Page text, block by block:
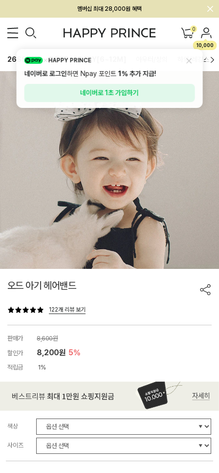
회원전용 아울렛, 가입하면 ~60% 할인!
멤버십 최대 28,000원 혜택 0
10,000
26SS 신상 BEST BABY[6~12M] 하의/레깅스
오드 아기 헤어밴드
122개 리뷰 보기
판매가
8,600원
할인가
8,200원 5%
적립금 1%
색상
사이즈
HAPPY PRINCE
네이버로 로그인하면 Npay 포인트1%추가 지급!
네이버로 1초 가입하기